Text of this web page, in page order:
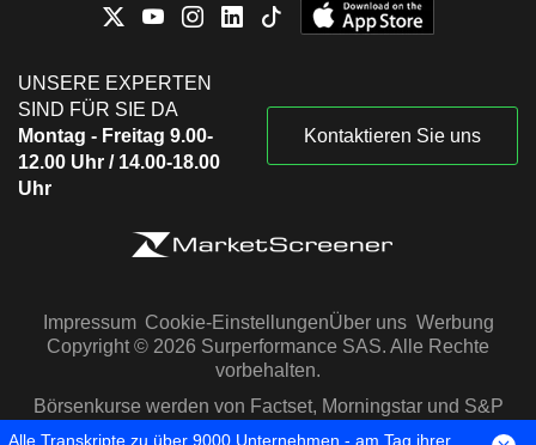
UNSERE EXPERTEN
SIND FÜR SIE DA
Montag - Freitag 9.00-
12.00 Uhr / 14.00-18.00
Uhr
Kontaktieren Sie uns
Impressum Cookie-EinstellungenÜber uns Werbung
Copyright © 2026 Surperformance SAS. Alle Rechte
vorbehalten.
Börsenkurse werden von Factset, Morningstar und S&P
Capital IQ zur Verfügung gestellt
Alle Transkripte zu über 9000 Unternehmen - am Tag ihrer